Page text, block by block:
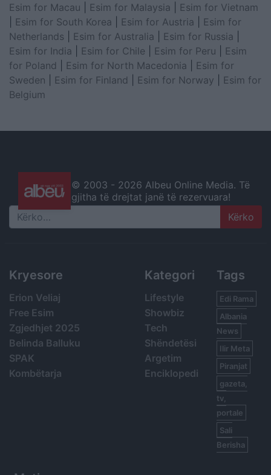
Esim for Macau
Esim for Malaysia
Esim for Vietnam
Esim for South Korea Esim for Austria
Esim for
Netherlands
Esim for Australia Esim for Russia
Esim for India
Esim for Chile Esim for Peru
Esim
for Poland
Esim for North Macedonia
Esim for
Sweden
Esim for Finland Esim for Norway
Esim for
Belgium
© 2003 - 2026 Albeu Online Media. Të
gjitha të drejtat janë të rezervuara!
Search
Kryesore
Erion Veliaj
Free Esim
Zgjedhjet 2025
Belinda Balluku
SPAK
Kombëtarja
Kategori
Lifestyle
Showbiz
Tech
Shëndetësi
Argetim
Enciklopedi
Tags
Edi Rama
Albania
News
Ilir Meta
Piranjat
gazeta,
tv,
portale
Sali
Berisha